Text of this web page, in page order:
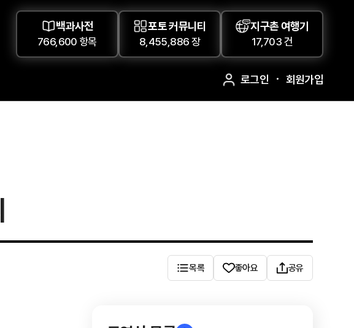
백과사전
766,600 항목
포토 커뮤니티
8,455,886 장
지구촌 여행기
17,703 건
로그인 회원가입
목록 좋아요 공유